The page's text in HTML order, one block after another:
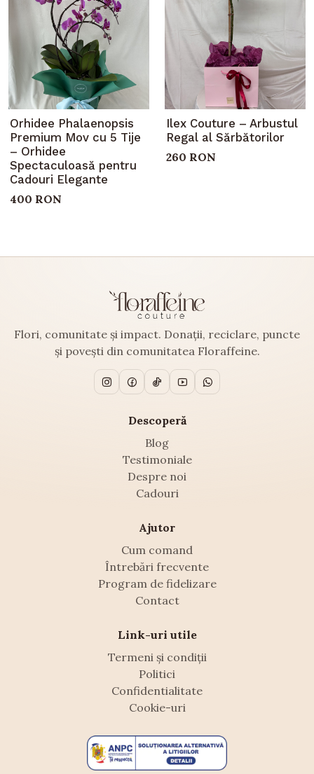
Orhidee Phalaenopsis
Premium Mov cu 5 Tije
– Orhidee
Spectaculoasă pentru
Cadouri Elegante
400 RON
Ilex Couture – Arbustul
Regal al Sărbătorilor
260 RON
Flori, comunitate și impact. Donații, reciclare, puncte
și povești din comunitatea Floraffeine.
Descoperă
Blog
Testimoniale
Despre noi
Cadouri
Ajutor
Cum comand
Întrebări frecvente
Program de fidelizare
Contact
Link-uri utile
Termeni și condiții
Politici
Confidentialitate
Cookie-uri